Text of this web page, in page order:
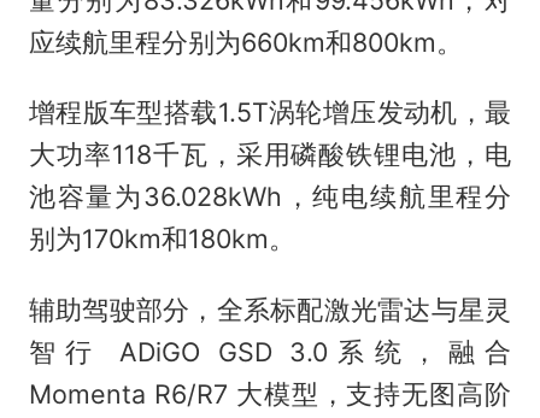
应续航里程分别为660km和800km。
增程版车型搭载1.5T涡轮增压发动机，最
大功率118千瓦，采用磷酸铁锂电池，电
池容量为36.028kWh，纯电续航里程分
别为170km和180km。
辅助驾驶部分，全系标配激光雷达与星灵
智行 ADiGO GSD 3.0系统，融合
Momenta R6/R7 大模型，支持无图高阶